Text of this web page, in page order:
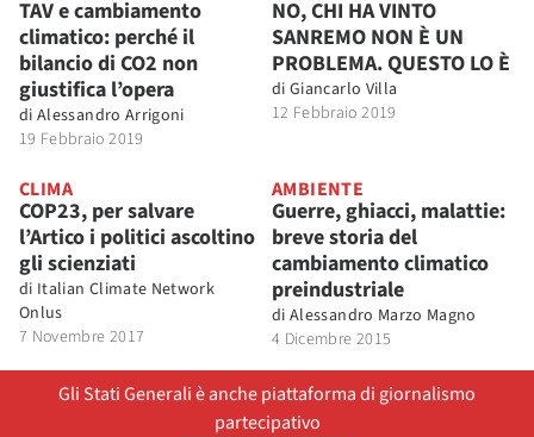
TAV e cambiamento
climatico: perché il
bilancio di CO2 non
giustifica l’opera
di Alessandro Arrigoni
19 Febbraio 2019
NO, CHI HA VINTO
SANREMO NON È UN
PROBLEMA. QUESTO LO È
di Giancarlo Villa
12 Febbraio 2019
CLIMA
COP23, per salvare
l’Artico i politici ascoltino
gli scienziati
di Italian Climate Network
Onlus
7 Novembre 2017
AMBIENTE
Guerre, ghiacci, malattie:
breve storia del
cambiamento climatico
preindustriale
di Alessandro Marzo Magno
4 Dicembre 2015
Gli Stati Generali è anche piattaforma di giornalismo
partecipativo